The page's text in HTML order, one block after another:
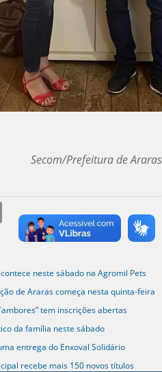
Secom/Prefeitura de Araras
neste sábado na Agromil Pets
de Araras começa nesta quinta-feira
tem inscrições abertas
da família neste sábado
entrega do Enxoval Solidário
recebe mais 150 novos títulos